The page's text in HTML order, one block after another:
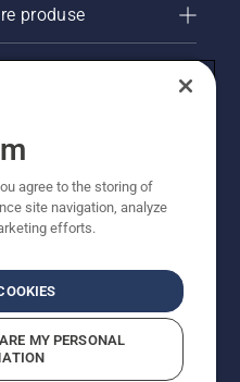
produse
drepturile rezervate.
TVA și sunt prețuri
cu amănuntul.
de a face modificări în
agree to the storing of
site navigation, analyze
efforts.
MY PERSONAL